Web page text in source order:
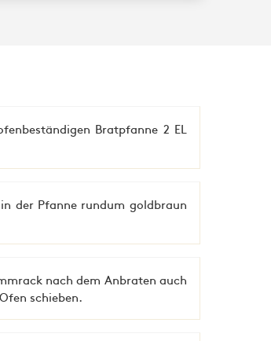
Bratpfanne 2 EL
der Pfanne rundum goldbraun
nach dem Anbraten auch
schieben.